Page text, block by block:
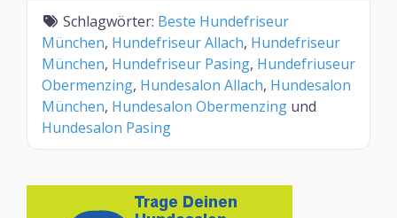
Schlagwörter: Beste Hundefriseur
München, Hundefriseur Allach, Hundefriseur
München, Hundefriseur Pasing, Hundefriuseur
Obermenzing, Hundesalon Allach, Hundesalon
München, Hundesalon Obermenzing und
Hundesalon Pasing